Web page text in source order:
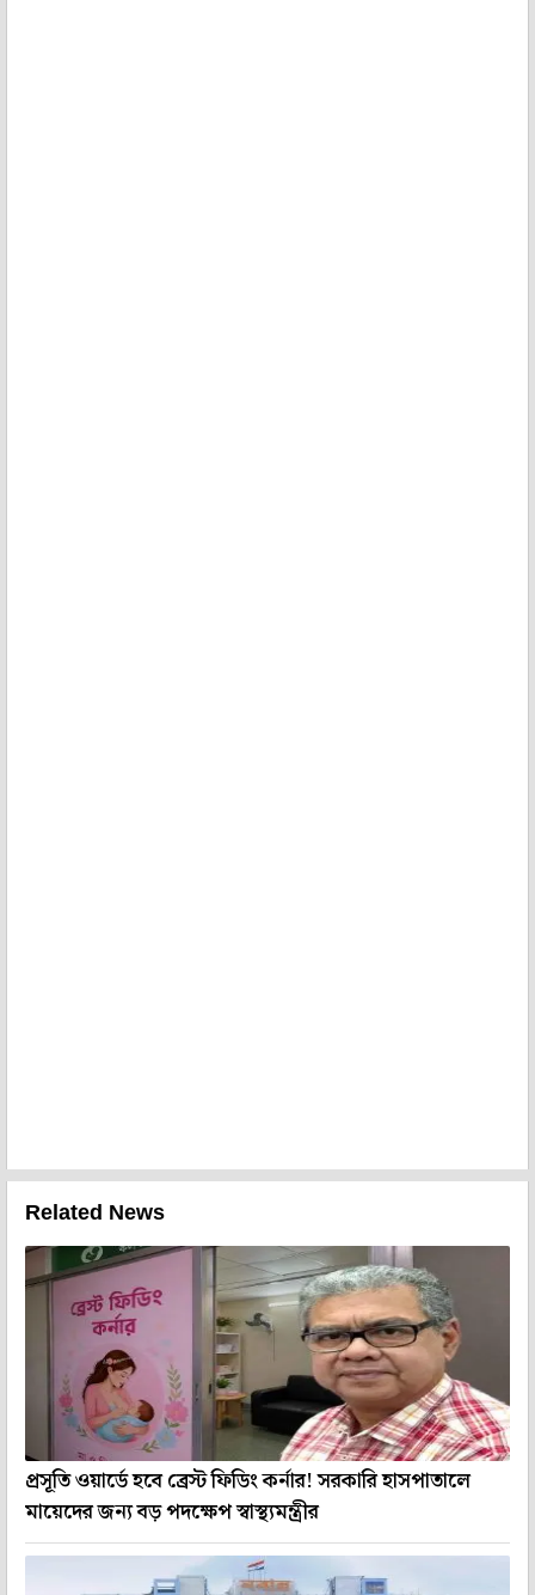
Related News
প্রসূতি ওয়ার্ডে হবে ব্রেস্ট ফিডিং কর্নার! সরকারি হাসপাতালে
মায়েদের জন্য বড় পদক্ষেপ স্বাস্থ্যমন্ত্রীর